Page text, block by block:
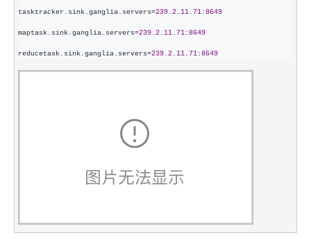
tasktracker.sink.ganglia.servers=239.2.11.71:8649
maptask.sink.ganglia.servers=239.2.11.71:8649
reducetask.sink.ganglia.servers=239.2.11.71:8649